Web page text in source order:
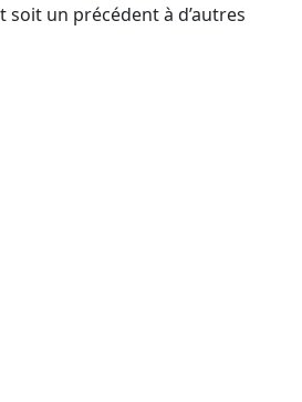
soit un précédent à d’autres